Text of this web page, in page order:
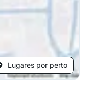
Lugares por perto